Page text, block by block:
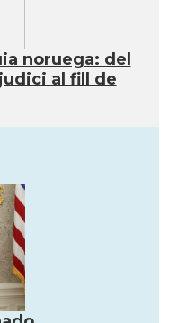
noruega: del
al fill de